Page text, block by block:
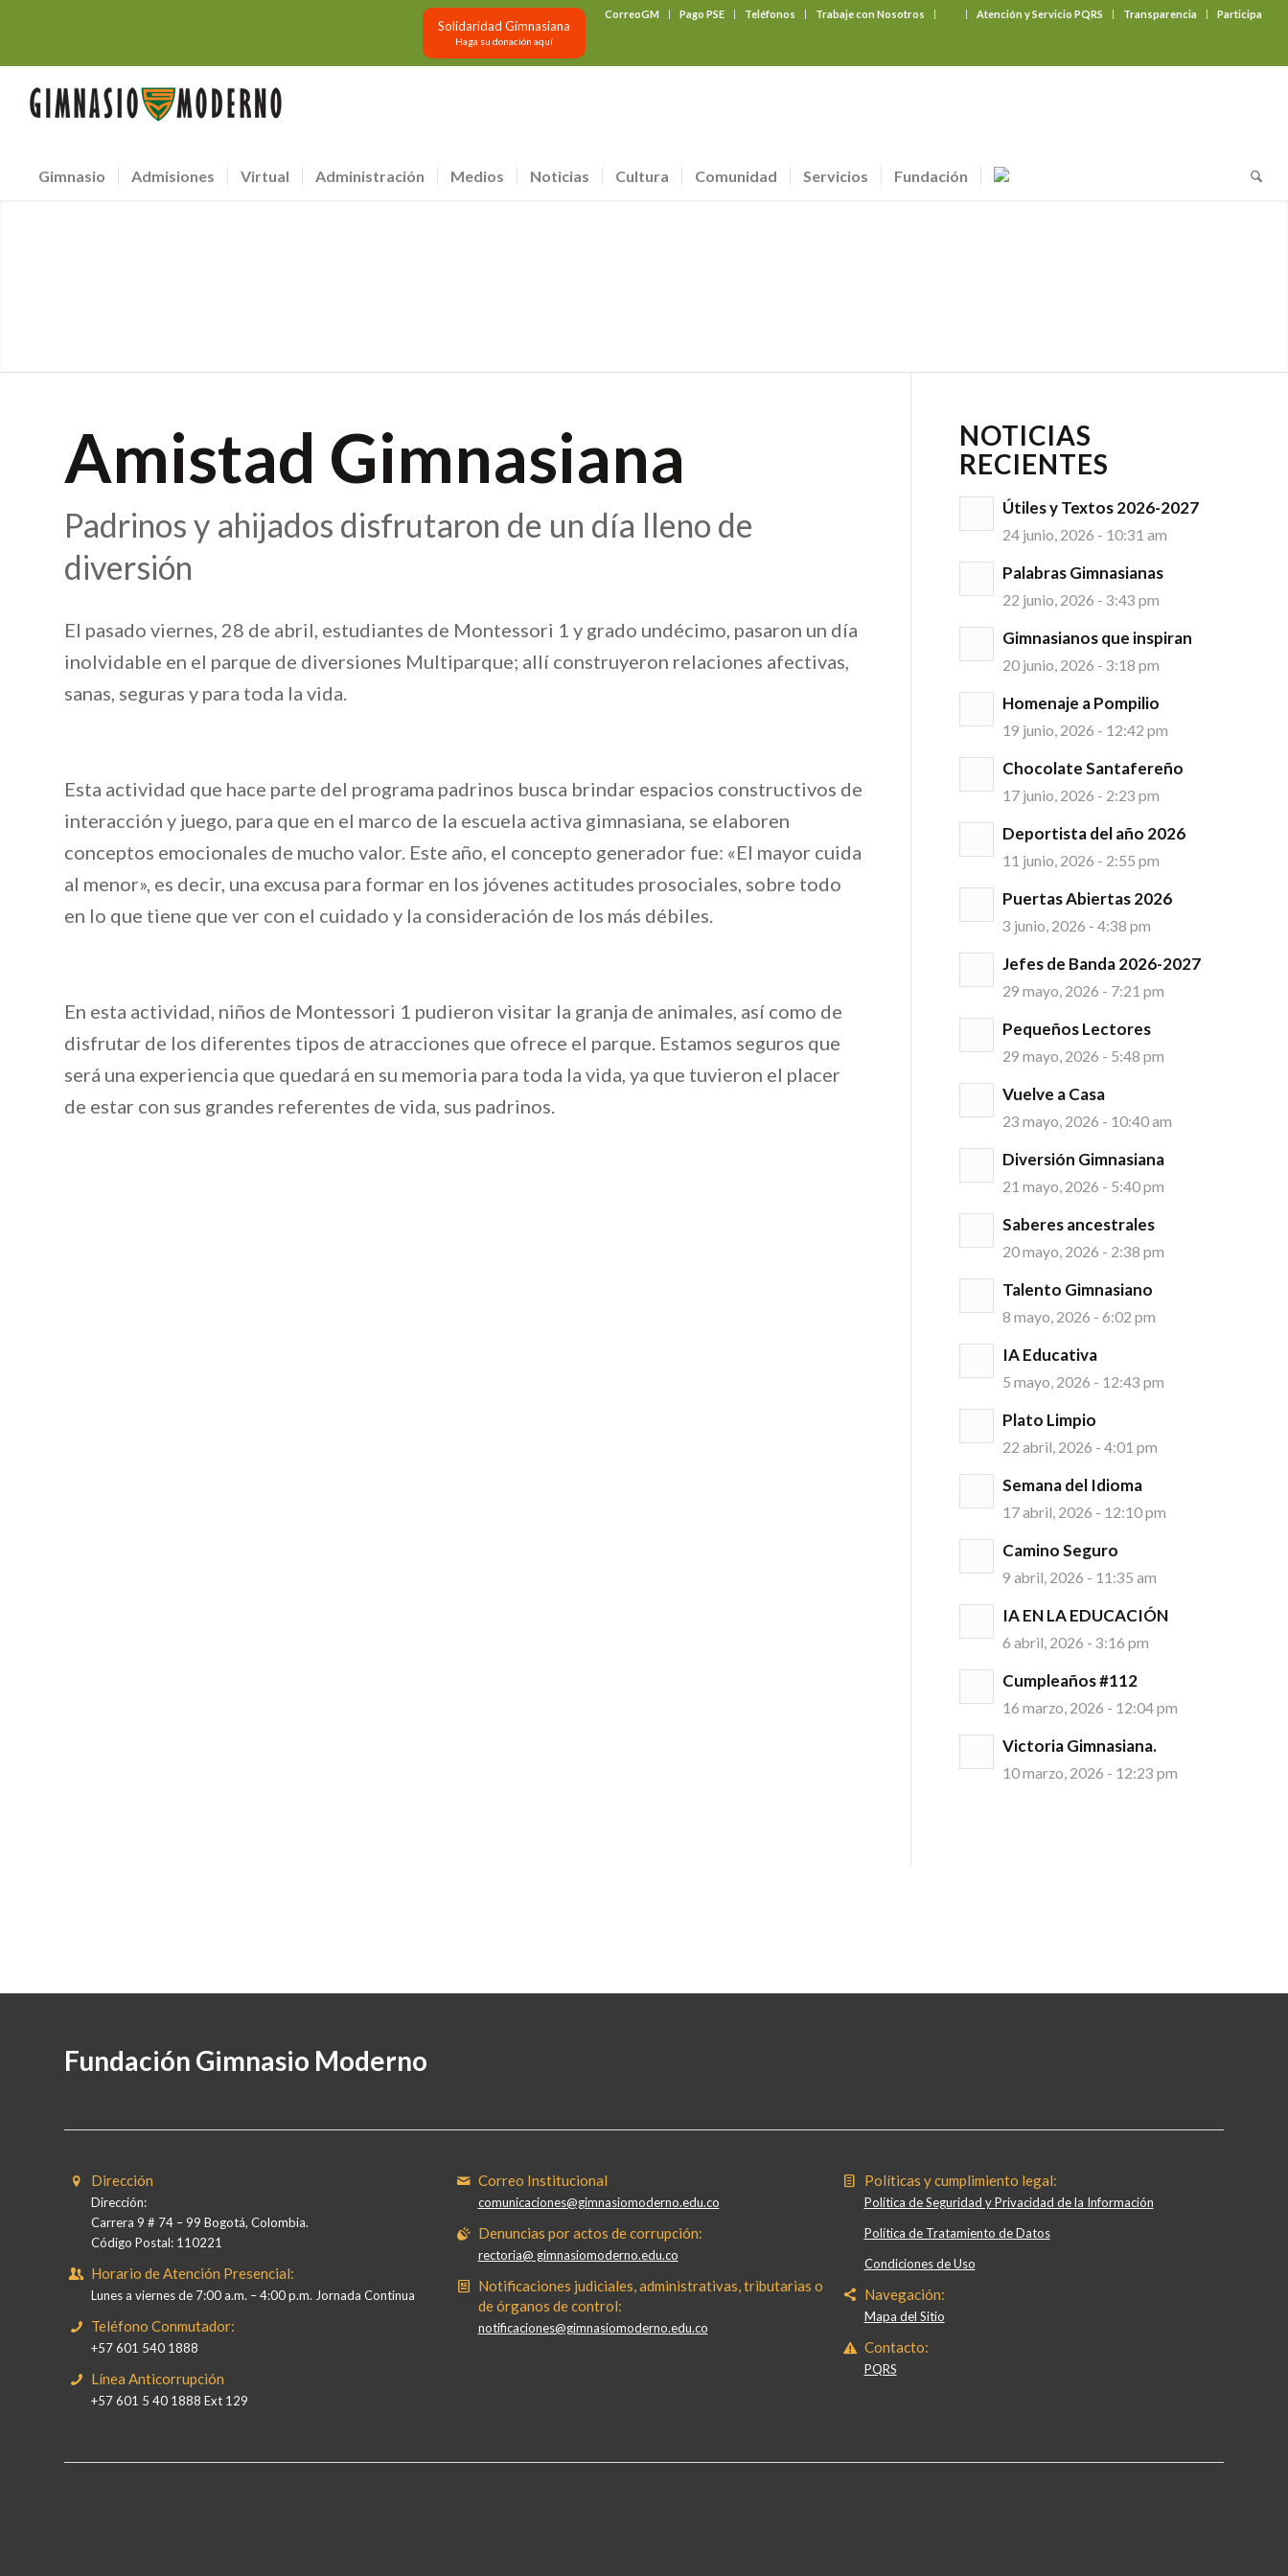
CorreoGM Pago PSE Teléfonos Trabaje con Nosotros Atención y Servicio PQRS Transparencia Participa
Solidaridad Gimnasiana
Haga su donación aquí
Gimnasio Admisiones Virtual Administración Medios Noticias Cultura Comunidad Servicios Fundación
Amistad Gimnasiana
Padrinos y ahijados disfrutaron de un día lleno de
diversión
El pasado viernes, 28 de abril, estudiantes de Montessori 1 y grado undécimo, pasaron un día
inolvidable en el parque de diversiones Multiparque; allí construyeron relaciones afectivas,
sanas, seguras y para toda la vida.
Esta actividad que hace parte del programa padrinos busca brindar espacios constructivos de
interacción y juego, para que en el marco de la escuela activa gimnasiana, se elaboren
conceptos emocionales de mucho valor. Este año, el concepto generador fue: «El mayor cuida
al menor», es decir, una excusa para formar en los jóvenes actitudes prosociales, sobre todo
en lo que tiene que ver con el cuidado y la consideración de los más débiles.
En esta actividad, niños de Montessori 1 pudieron visitar la granja de animales, así como de
disfrutar de los diferentes tipos de atracciones que ofrece el parque. Estamos seguros que
será una experiencia que quedará en su memoria para toda la vida, ya que tuvieron el placer
de estar con sus grandes referentes de vida, sus padrinos.
NOTICIAS
RECIENTES
Útiles y Textos 2026-2027
24 junio, 2026 - 10:31 am
Palabras Gimnasianas
22 junio, 2026 - 3:43 pm
Gimnasianos que inspiran
20 junio, 2026 - 3:18 pm
Homenaje a Pompilio
19 junio, 2026 - 12:42 pm
Chocolate Santafereño
17 junio, 2026 - 2:23 pm
Deportista del año 2026
11 junio, 2026 - 2:55 pm
Puertas Abiertas 2026
3 junio, 2026 - 4:38 pm
Jefes de Banda 2026-2027
29 mayo, 2026 - 7:21 pm
Pequeños Lectores
29 mayo, 2026 - 5:48 pm
Vuelve a Casa
23 mayo, 2026 - 10:40 am
Diversión Gimnasiana
21 mayo, 2026 - 5:40 pm
Saberes ancestrales
20 mayo, 2026 - 2:38 pm
Talento Gimnasiano
8 mayo, 2026 - 6:02 pm
IA Educativa
5 mayo, 2026 - 12:43 pm
Plato Limpio
22 abril, 2026 - 4:01 pm
Semana del Idioma
17 abril, 2026 - 12:10 pm
Camino Seguro
9 abril, 2026 - 11:35 am
IA EN LA EDUCACIÓN
6 abril, 2026 - 3:16 pm
Cumpleaños #112
16 marzo, 2026 - 12:04 pm
Victoria Gimnasiana.
10 marzo, 2026 - 12:23 pm
Fundación Gimnasio Moderno
Dirección
Dirección:
Carrera 9 # 74 – 99 Bogotá, Colombia.
Código Postal: 110221
Horario de Atención Presencial:
Lunes a viernes de 7:00 a.m. – 4:00 p.m. Jornada Continua
Teléfono Conmutador:
+57 601 540 1888
Línea Anticorrupción
+57 601 5 40 1888 Ext 129
Correo Institucional
comunicaciones@gimnasiomoderno.edu.co
Denuncias por actos de corrupción:
rectoria@ gimnasiomoderno.edu.co
Notificaciones judiciales, administrativas, tributarias o
de órganos de control:
notificaciones@gimnasiomoderno.edu.co
Políticas y cumplimiento legal:
Política de Seguridad y Privacidad de la Información
Política de Tratamiento de Datos
Condiciones de Uso
Navegación:
Mapa del Sitio
Contacto:
PQRS